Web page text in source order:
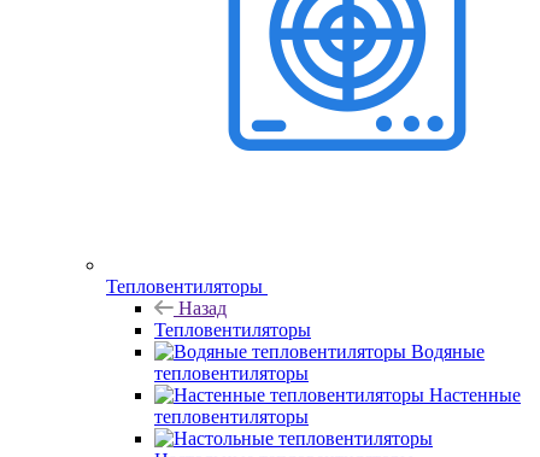
Тепловентиляторы
Назад
Тепловентиляторы
Водяные
тепловентиляторы
Настенные
тепловентиляторы